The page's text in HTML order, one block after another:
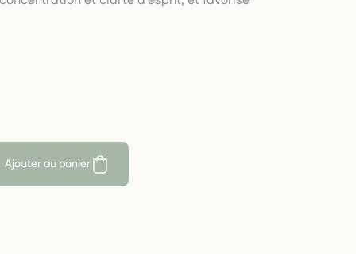
Ajouter au panier